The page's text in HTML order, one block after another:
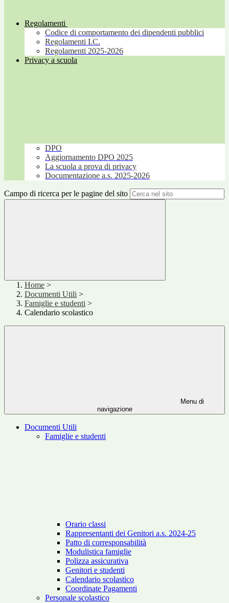
Regolamenti
Codice di comportamento dei dipendenti pubblici
Regolamenti I.C.
Regolamenti 2025-2026
Privacy a scuola
DPO
Aggiornamento DPO 2025
La scuola a prova di privacy
Documentazione a.s. 2025-2026
Campo di ricerca per le pagine del sito
Home >
Documenti Utili >
Famiglie e studenti >
Calendario scolastico
Menu di
navigazione
Documenti Utili
Famiglie e studenti
Orario classi
Rappresentanti dei Genitori a.s. 2024-25
Patto di corresponsabilità
Modulistica famiglie
Polizza assicurativa
Genitori e studenti
Calendario scolastico
Coordinate Pagamenti
Personale scolastico